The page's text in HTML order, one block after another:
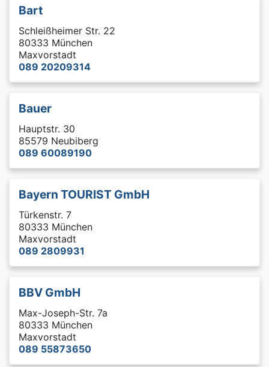
Bart
Schleißheimer Str. 22
80333 München
Maxvorstadt
089 20209314
Bauer
Hauptstr. 30
85579 Neubiberg
089 60089190
Bayern TOURIST GmbH
Türkenstr. 7
80333 München
Maxvorstadt
089 2809931
BBV GmbH
Max-Joseph-Str. 7a
80333 München
Maxvorstadt
089 55873650